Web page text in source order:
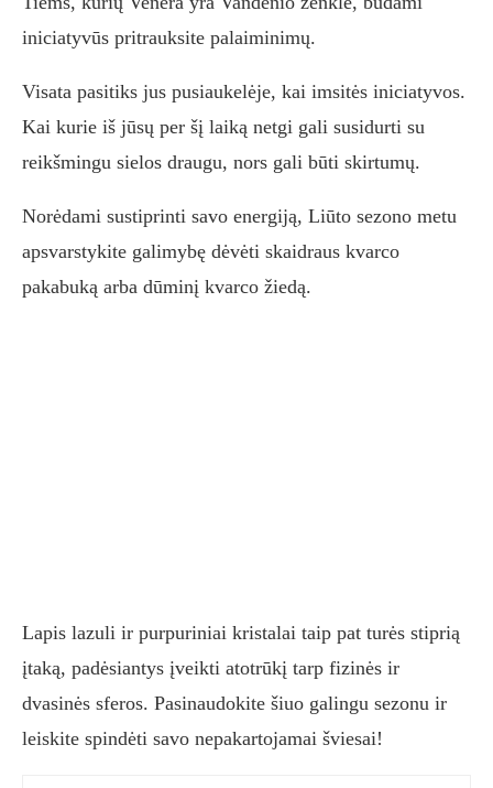
iniciatyvūs pritrauksite palaiminimų.
Visata pasitiks jus pusiaukelėje, kai imsitės iniciatyvos.
Kai kurie iš jūsų per šį laiką netgi gali susidurti su
reikšmingu sielos draugu, nors gali būti skirtumų.
Norėdami sustiprinti savo energiją, Liūto sezono metu
apsvarstykite galimybę dėvėti skaidraus kvarco
pakabuką arba dūminį kvarco žiedą.
Lapis lazuli ir purpuriniai kristalai taip pat turės stiprią
įtaką, padėsiantys įveikti atotrūkį tarp fizinės ir
dvasinės sferos. Pasinaudokite šiuo galingu sezonu ir
leiskite spindėti savo nepakartojamai šviesai!